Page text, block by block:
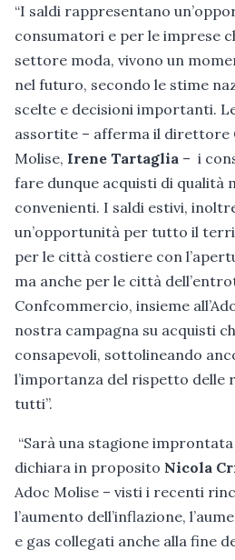
“I saldi rappresentano
consumatori e per le imprese
settore moda, vivono un
nel futuro, secondo le stime
scelte e decisioni importanti.
assortite – afferma il direttore
Molise, Irene Tartaglia – i
fare dunque acquisti di qualità
convenienti. I saldi estivi,
un’opportunità per tutto il
per le città costiere con
ma anche per le città
Confcommercio, insieme
nostra campagna su acquisti
consapevoli, sottolineando
l’importanza del rispetto delle
tutti”.
“Sarà una stagione
dichiara in proposito Nicola
Adoc Molise – visti i recenti
l’aumento dell’inflazione,
e gas collegati anche alla fine